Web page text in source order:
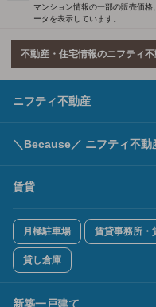
マンション情報の一部の販売価
ータを表示しています。
不動産・住宅情報のニフティ
ニフティ不動産
＼Because／ ニフティ不動
賃貸
月極駐車場 賃貸事務所・
貸し倉庫
新築一戸建て